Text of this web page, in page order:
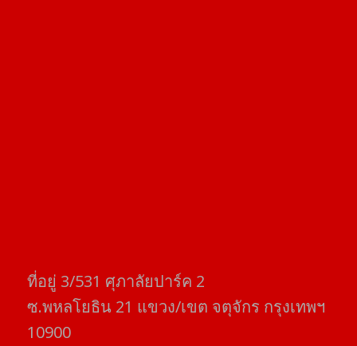
ที่อยู่​ 3/531​ ศุภาลัยปาร์ค​ 2
ซ.พหลโยธิน​ 21​ แขวง/เขต​ จตุจักร​ กรุงเทพฯ
10900